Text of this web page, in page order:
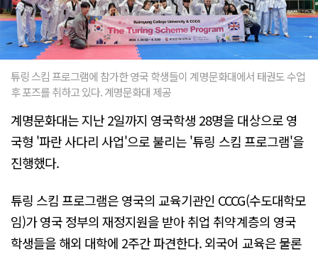
튜링 스킴 프로그램에 참가한 영국 학생들이 계명문화대에서 태권도 수업
후 포즈를 취하고 있다. 계명문화대 제공
계명문화대는 지난 2일까지 영국학생 28명을 대상으로 영
국형 '파란 사다리 사업'으로 불리는 '튜링 스킴 프로그램'을
진행했다.
튜링 스킴 프로그램은 영국의 교육기관인 CCCG(수도대학모
임)가 영국 정부의 재정지원을 받아 취업 취약계층의 영국
학생들을 해외 대학에 2주간 파견한다. 외국어 교육은 물론